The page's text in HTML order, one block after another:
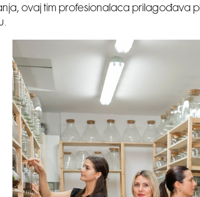
ovaj tim profesionalaca prilagođava